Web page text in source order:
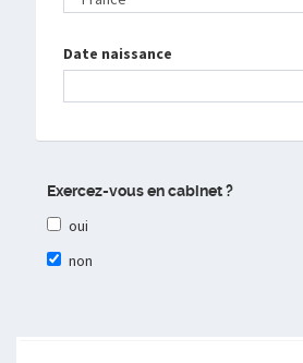
Date naissance
Exercez-vous en cabinet ?
oui
non